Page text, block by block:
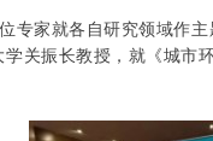
专家就各自研究领域作
关振长教授，就《城市